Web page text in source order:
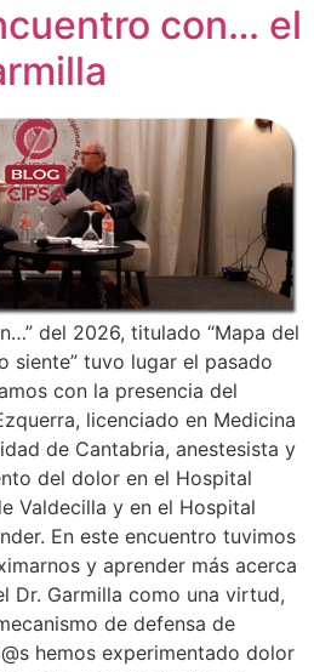
con… el
del 2026, titulado “Mapa del
siente” tuvo lugar el pasado
con la presencia del
licenciado en Medicina
de Cantabria, anestesista y
del dolor en el Hospital
Valdecilla y en el Hospital
En este encuentro tuvimos
y aprender más acerca
Dr. Garmilla como una virtud,
de defensa de
hemos experimentado dolor